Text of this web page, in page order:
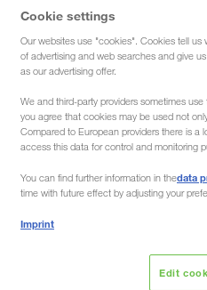
Chine
pour acheminer vos
Cookie settings
Our websites use "cookies". Cookies tell us
of advertising and web searches and give
as our advertising offer.
We and third-party providers sometimes
you agree that cookies may be used not
Compared to European providers there is
access this data for control and monitoring
You can find further information in thedata
time with future effect by adjusting your
Imprint
Edit